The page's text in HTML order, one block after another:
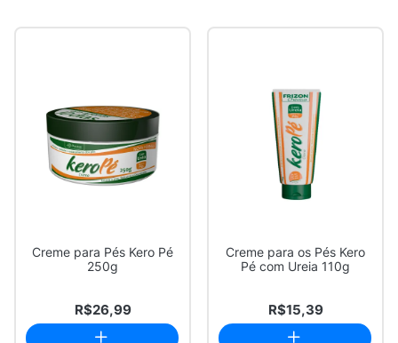
Creme para Pés Kero Pé
250g
R$26,99
Creme para os Pés Kero
Pé com Ureia 110g
R$15,39